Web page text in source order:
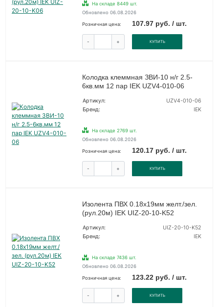
На складе 8449 шт.
Обновлено 06.08.2026
Розничная цена: 107.97 руб. / шт.
- + КУПИТЬ
Колодка клеммная ЗВИ-10 н/г 2.5-
6кв.мм 12 пар IEK UZV4-010-06
Артикул:
UZV4-010-06
Бренд:
IEK
На складе 2769 шт.
Обновлено 06.08.2026
Розничная цена: 120.17 руб. / шт.
- + КУПИТЬ
Изолента ПВХ 0.18х19мм желт./зел.
(рул.20м) IEK UIZ-20-10-K52
Артикул:
UIZ-20-10-K52
Бренд:
IEK
На складе 7436 шт.
Обновлено 06.08.2026
Розничная цена: 123.22 руб. / шт.
- + КУПИТЬ